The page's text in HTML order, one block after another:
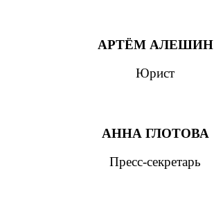
АРТЁМ АЛЕШИН
Юрист
АННА ГЛОТОВА
Пресс-секретарь